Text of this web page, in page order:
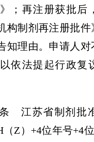
；再注册获批后
构制剂再注册批
知理由。申请人对
依法提起行政复
江苏省制剂批
（Z）+4位年号+4